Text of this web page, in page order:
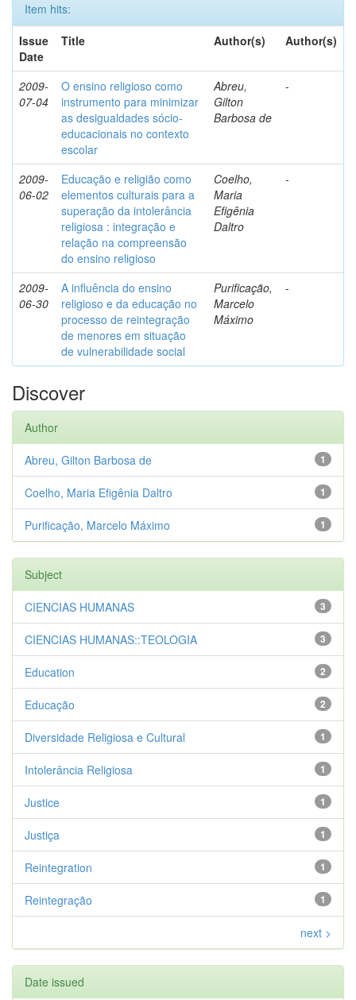
Item hits:
Issue
Date
Title Author(s) Author(s)
2009-
07-04
O ensino religioso como
instrumento para minimizar
as desigualdades sócio-
educacionais no contexto
escolar
Abreu,
Gilton
Barbosa de
-
2009-
06-02
Educação e religião como
elementos culturais para a
superação da intolerância
religiosa : integração e
relação na compreensão
do ensino religioso
Coelho,
Maria
Efigênia
Daltro
-
2009-
06-30
A influência do ensino
religioso e da educação no
processo de reintegração
de menores em situação
de vulnerabilidade social
Purificação,
Marcelo
Máximo
-
Discover
Author
1
Abreu, Gilton Barbosa de
1
Coelho, Maria Efigênia Daltro
1
Purificação, Marcelo Máximo
Subject
3
CIENCIAS HUMANAS
3
CIENCIAS HUMANAS::TEOLOGIA
2
Education
2
Educação
1
Diversidade Religiosa e Cultural
1
Intolerância Religiosa
1
Justice
1
Justiça
1
Reintegration
1
Reintegração
next >
Date issued